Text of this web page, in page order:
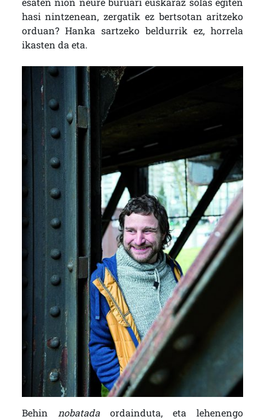
hasi nintzenean, zergatik ez bertsotan aritzeko
orduan? Hanka sartzeko beldurrik ez, horrela
ikasten da eta.
Behin nobatadaordainduta, eta lehenengo